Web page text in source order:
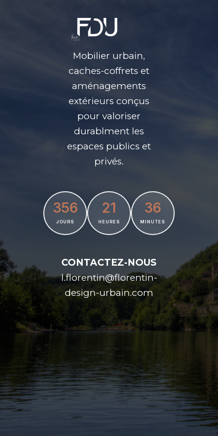
Mobilier urbain,
caches-coffrets et
aménagements
extérieurs conçus
pour valoriser
durablment les
espaces publics et
privés.
356
JOURS
21
HEURES
36
MINUTES
CONTACTEZ-NOUS
l.florentin@florentin-
design-urbain.com